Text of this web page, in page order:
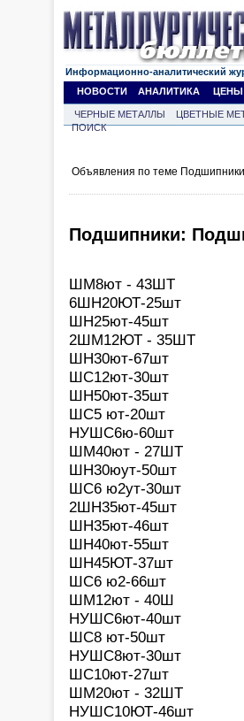
Информационно-аналитический
НОВОСТИ
АНАЛИТИКА ЦЕНЫ
ЧЕРНЫЕ МЕТАЛЛЫ ЦВЕТНЫЕ
ПОИСК
Объявления по теме
Подшипники:
ШМ8ют - 43ШТ
6ШН20ЮТ-25шт
ШН25ют-45шт
2ШМ12ЮТ - 35ШТ
ШН30ют-67шт
ШС12ют-30шт
ШН50ют-35шт
ШС5 ют-20шт
НУШС6ю-60шт
ШМ40ют - 27ШТ
ШН30юут-50шт
ШС6 ю2ут-30шт
2ШН35ют-45шт
ШН35ют-46шт
ШН40ют-55шт
ШН45ЮТ-37шт
ШС6 ю2-66шт
ШМ12ют - 40Ш
НУШС6ют-40шт
ШС8 ют-50шт
НУШС8ют-30шт
ШС10ют-27шт
ШМ20ют - 32ШТ
НУШС10ЮТ-46шт